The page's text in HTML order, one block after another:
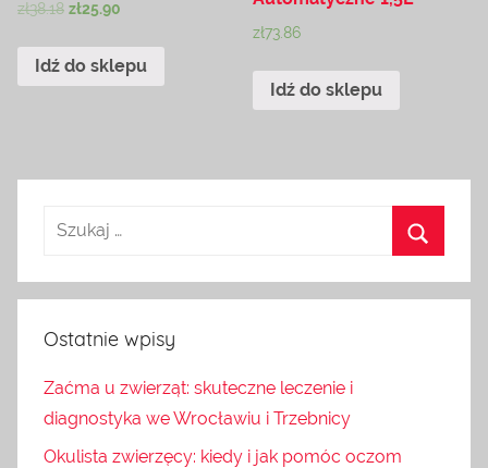
zł38.18 zł25.90
Idź do sklepu
zł73.86
Idź do sklepu
Ostatnie wpisy
Zaćma u zwierząt: skuteczne leczenie i
diagnostyka we Wrocławiu i Trzebnicy
Okulista zwierzęcy: kiedy i jak pomóc oczom